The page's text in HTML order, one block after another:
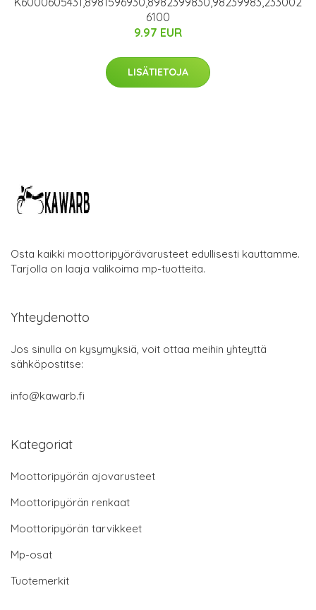
6100
9.97 EUR
LISÄTIETOJA
Osta kaikki moottoripyörävarusteet edullisesti kauttamme.
Tarjolla on laaja valikoima mp-tuotteita.
Yhteydenotto
Jos sinulla on kysymyksiä, voit ottaa meihin yhteyttä
sähköpostitse:
info@kawarb.fi
Kategoriat
Moottoripyörän ajovarusteet
Moottoripyörän renkaat
Moottoripyörän tarvikkeet
Mp-osat
Tuotemerkit